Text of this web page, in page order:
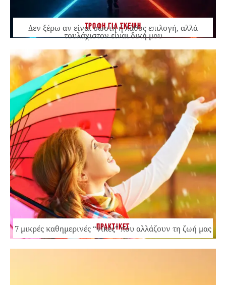
ΤΡΟΦΗ ΓΙΑ ΣΚΕΨΗ
Δεν ξέρω αν είναι σωστή ή λάθος επιλογή, αλλά
τουλάχιστον είναι δική μου
ΠΡΑΚΤΙΚΕΣ
7 μικρές καθημερινές “νίκες” που αλλάζουν τη ζωή μας